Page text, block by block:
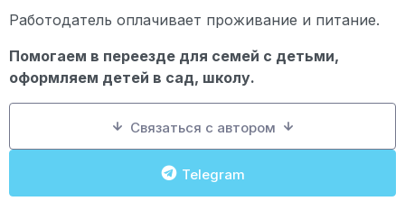
Работодатель оплачивает проживание и питание.
Помогаем в переезде для семей с детьми,
оформляем детей в сад, школу.
Связаться с автором
Telegram